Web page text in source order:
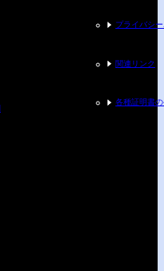
プライバシ
関連リンク
各種証明書